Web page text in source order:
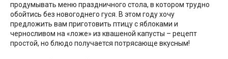
продумывать меню праздничного стола, в котором трудно
обойтись без новогоднего гуся. В этом году хочу
предложить вам приготовить птицу с яблоками и
черносливом на «ложе» из квашеной капусты – рецепт
простой, но блюдо получается потрясающе вкусным!